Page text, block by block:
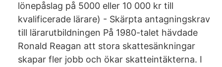
lönepåslag på 5000 eller 10 000 kr till
kvalificerade lärare) - Skärpta antagningskrav
till lärarutbildningen På 1980-talet hävdade
Ronald Reagan att stora skattesänkningar
skapar fler jobb och ökar skatteintäkterna. I